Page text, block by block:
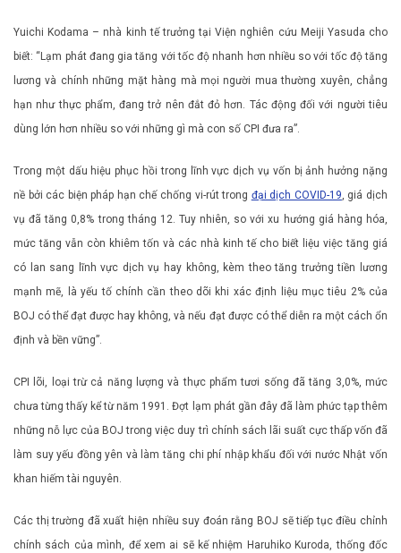
Yuichi Kodama – nhà kinh tế trưởng tại Viện nghiên cứu Meiji Yasuda cho
biết: “Lạm phát đang gia tăng với tốc độ nhanh hơn nhiều so với tốc độ tăng
lương và chính những mặt hàng mà mọi người mua thường xuyên, chẳng
hạn như thực phẩm, đang trở nên đắt đỏ hơn. Tác động đối với người tiêu
dùng lớn hơn nhiều so với những gì mà con số CPI đưa ra”.
Trong một dấu hiệu phục hồi trong lĩnh vực dịch vụ vốn bị ảnh hưởng nặng
nề bởi các biện pháp hạn chế chống vi-rút trong đại dịch COVID-19, giá dịch
vụ đã tăng 0,8% trong tháng 12. Tuy nhiên, so với xu hướng giá hàng hóa,
mức tăng vẫn còn khiêm tốn và các nhà kinh tế cho biết liệu việc tăng giá
có lan sang lĩnh vực dịch vụ hay không, kèm theo tăng trưởng tiền lương
mạnh mẽ, là yếu tố chính cần theo dõi khi xác định liệu mục tiêu 2% của
BOJ có thể đạt được hay không, và nếu đạt được có thể diễn ra một cách ổn
định và bền vững”.
CPI lõi, loại trừ cả năng lượng và thực phẩm tươi sống đã tăng 3,0%, mức
chưa từng thấy kể từ năm 1991. Đợt lạm phát gần đây đã làm phức tạp thêm
những nỗ lực của BOJ trong việc duy trì chính sách lãi suất cực thấp vốn đã
làm suy yếu đồng yên và làm tăng chi phí nhập khẩu đối với nước Nhật vốn
khan hiếm tài nguyên.
Các thị trường đã xuất hiện nhiều suy đoán rằng BOJ sẽ tiếp tục điều chỉnh
chính sách của mình, để xem ai sẽ kế nhiệm Haruhiko Kuroda, thống đốc